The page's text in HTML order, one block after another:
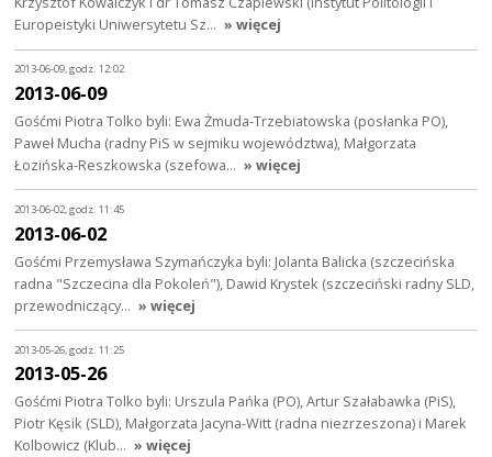
Europeistyki Uniwersytetu Sz… » więcej
2013-06-09, godz. 12:02
2013-06-09
Gośćmi Piotra Tolko byli: Ewa Żmuda-Trzebiatowska (posłanka PO),
Paweł Mucha (radny PiS w sejmiku województwa), Małgorzata
Łozińska-Reszkowska (szefowa… » więcej
2013-06-02, godz. 11:45
2013-06-02
Gośćmi Przemysława Szymańczyka byli: Jolanta Balicka (szczecińska
radna "Szczecina dla Pokoleń"), Dawid Krystek (szczeciński radny SLD,
przewodniczący… » więcej
2013-05-26, godz. 11:25
2013-05-26
Gośćmi Piotra Tolko byli: Urszula Pańka (PO), Artur Szałabawka (PiS),
Piotr Kęsik (SLD), Małgorzata Jacyna-Witt (radna niezrzeszona) i Marek
Kolbowicz (Klub… » więcej